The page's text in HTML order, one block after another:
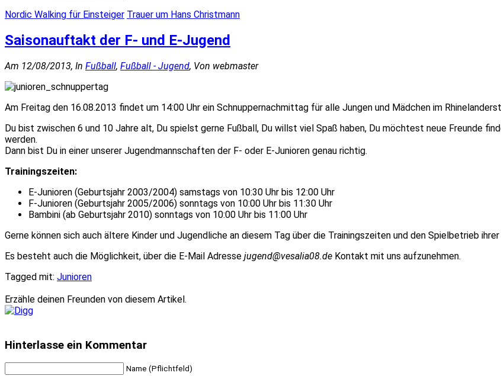
Nordic Walking für Einsteiger Trauer um Hans Christmann
Saisonauftakt der F- und E-Jugend
Am 12/08/2013, In Fußball, Fußball - Jugend, Von webmaster
Am Freitag den 16.08.2013 findet um 14:00 Uhr ein Schnuppernachmittag für alle Jungen und Mädchen im
Du bist zwischen 6 und 10 Jahre alt, Du spielst gerne Fußball, Du willst viel Spaß haben, Du möchtest neue Freunde
werden.
Dann bist Du in einer unserer Jugendmannschaften der F- oder E-Junioren genau richtig.
Trainingszeiten:
E-Junioren (Geburtsjahr 2003/2004) samstags von 10:30 Uhr bis 12:00 Uhr
F-Junioren (Geburtsjahr 2005/2006) sonntags von 10:00 Uhr bis 11:30 Uhr
Bambini (ab Geburtsjahr 2010) sonntags von 10:00 Uhr bis 11:00 Uhr
Gerne können sich auch ältere Kinder und Jugendliche an diesem Tag über die Trainingszeiten und den Spielbetrieb
Es besteht auch die Möglichkeit, über die E-Mail Adresse jugend@vesalia08.de Kontakt mit uns aufzunehmen.
Tagged mit: Junioren
Erzähle deinen Freunden von diesem Artikel.
Hinterlasse ein Kommentar
Name (Pflichtfeld)